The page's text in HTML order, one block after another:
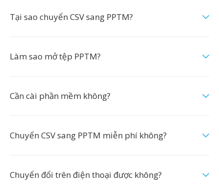
Tại sao chuyển CSV sang PPTM?
Làm sao mở tệp PPTM?
Cần cài phần mềm không?
Chuyển CSV sang PPTM miễn phí không?
Chuyển đổi trên điện thoại được không?